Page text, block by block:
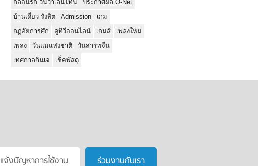
กลอนรัก วันวาเลนไทน์
ประกาศผล O-Net
บ้านเดี่ยว รังสิต
Admission
เกม
กฏอัยการศึก
ดูทีวีออนไลน์ เกมส์
เพลงใหม่
เพลง
วันแม่แห่งชาติ
วันสารทจีน
เทศกาลกินเจ
เช็คพัสดุ
แจ้งปัญหาการใช้งาน ร่วมงานกับเรา